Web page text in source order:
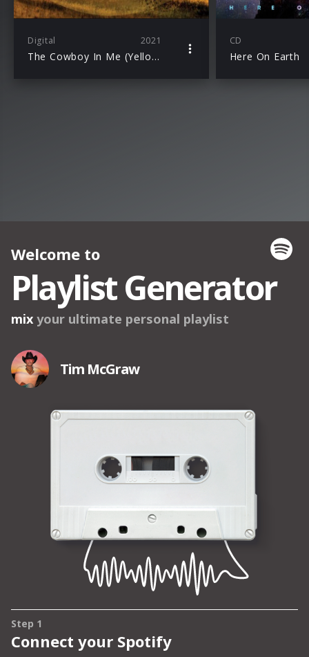
Digital 2021
The Cowboy In Me (Yellowstone Edition)
CD
Here On Earth